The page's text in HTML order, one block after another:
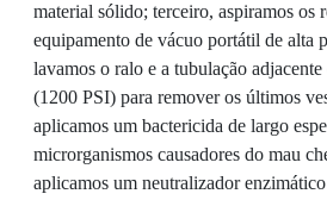
material sólido; terceiro, aspiramos os
equipamento de vácuo portátil de alta
lavamos o ralo e a tubulação
(1200 PSI) para remover os últimos
aplicamos um bactericida de largo
microrganismos causadores do mau
aplicamos um neutralizador